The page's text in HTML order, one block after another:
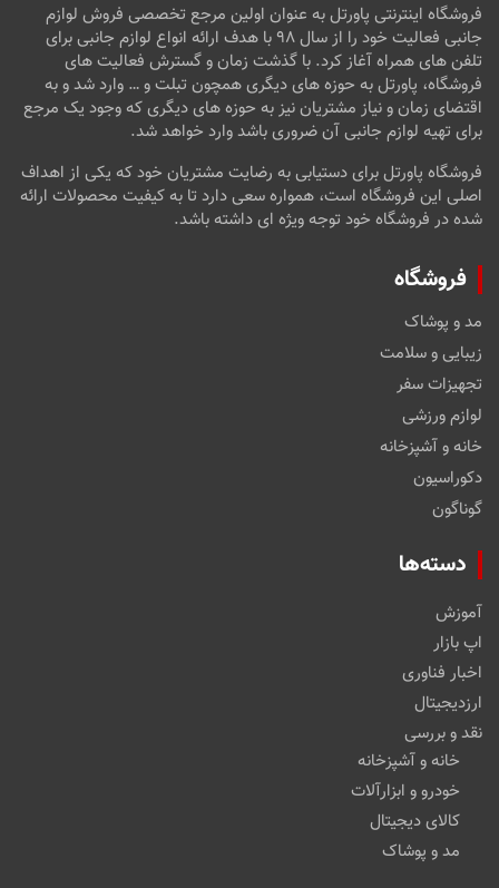
فروشگاه اینترنتی پاورتل به عنوان اولین مرجع تخصصی فروش لوازم
جانبی فعالیت خود را از سال ۹۸ با هدف ارائه انواع لوازم جانبی برای
تلفن های همراه آغاز کرد. با گذشت زمان و گسترش فعالیت های
فروشگاه، پاورتل به حوزه های دیگری همچون تبلت و … وارد شد و به
اقتضای زمان و نیاز مشتریان نیز به حوزه های دیگری که وجود یک مرجع
برای تهیه لوازم جانبی آن ضروری باشد وارد خواهد شد.
فروشگاه پاورتل برای دستیابی به رضایت مشتریان خود که یکی از اهداف
اصلی این فروشگاه است، همواره سعی دارد تا به کیفیت محصولات ارائه
شده در فروشگاه خود توجه ویژه ای داشته باشد.
فروشگاه
مد و پوشاک
زیبایی و سلامت
تجهیزات سفر
لوازم ورزشی
خانه و آشپزخانه
دکوراسیون
گوناگون
دسته‌ها
آموزش
اپ بازار
اخبار فناوری
ارزدیجیتال
نقد و بررسی
خانه و آشپزخانه
خودرو و ابزارآلات
کالای دیجیتال
مد و پوشاک